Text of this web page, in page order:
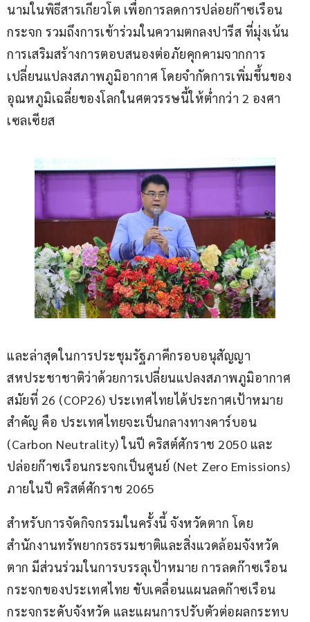
นามในพิธีสารเกียวโต เพื่อการลดการปล่อยก๊าซเรือน
กระจก รวมถึงการเข้าร่วมในความตกลงปารีส ที่มุ่งเน้น
การเสริมสร้างการตอบสนองต่อภัยคุกคามจากการ
เปลี่ยนแปลงสภาพภูมิอากาศ โดยจำกัดการเพิ่มขึ้นของ
อุณหภูมิเฉลี่ยของโลกในศตวรรษนี้ให้ต่ำกว่า 2 องศา
เซลเซียส
และล่าสุดในการประชุมรัฐภาคีกรอบอนุสัญญา
สหประชาชาติว่าด้วยการเปลี่ยนแปลงสภาพภูมิอากาศ
สมัยที่ 26 (COP26) ประเทศไทยได้ประกาศเป้าหมาย
สำคัญ คือ ประเทศไทยจะเป็นกลางทางคาร์บอน
(Carbon Neutrality) ในปี คริสต์ศักราช 2050 และ
ปล่อยก๊าซเรือนกระจกเป็นศูนย์ (Net Zero Emissions)
ภายในปี คริสต์ศักราช 2065
สำหรับการจัดกิจกรรมในครั้งนี้ จังหวัดตาก โดย
สำนักงานทรัพยากรธรรมชาติและสิ่งแวดล้อมจังหวัด
ตาก มีส่วนร่วมในการบรรลุเป้าหมาย การลดก๊าซเรือน
กระจกของประเทศไทย ขับเคลื่อนแผนลดก๊าซเรือน
กระจกระดับจังหวัด และแผนการปรับตัวต่อผลกระทบ